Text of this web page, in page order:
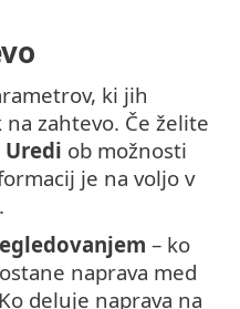
ki jih
zahtevo. Če želite
Uredi ob možnosti
je na voljo v
.
– ko
naprava med
deluje naprava na